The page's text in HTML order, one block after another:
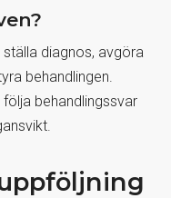
diagnos, avgöra
behandlingen.
behandlingssvar